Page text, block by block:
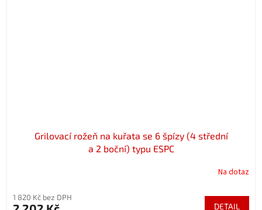
Grilovací rožeň na kuřata se 6 špízy (4 střední
a 2 boční) typu ESPC
Na dotaz
1 820 Kč bez DPH
DETAIL